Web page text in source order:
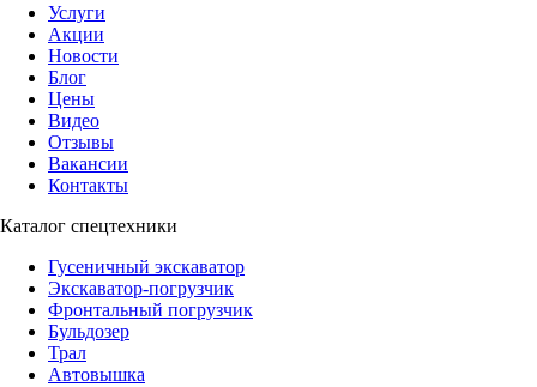
Услуги
Акции
Новости
Блог
Цены
Видео
Отзывы
Вакансии
Контакты
Каталог спецтехники
Гусеничный экскаватор
Экскаватор-погрузчик
Фронтальный погрузчик
Бульдозер
Трал
Автовышка